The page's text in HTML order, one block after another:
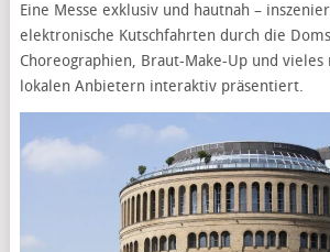
Eine Messe exklusiv und hautnah –
elektronische Kutschfahrten durch die
Choreographien, Braut-Make-Up und
lokalen Anbietern interaktiv präsentiert.